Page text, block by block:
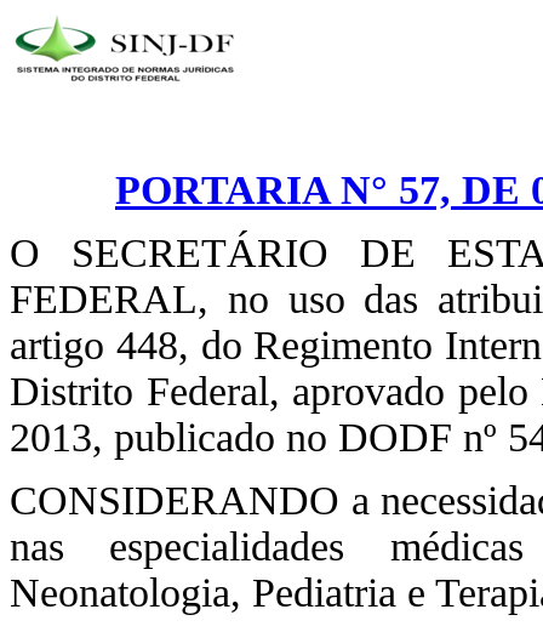
PORTARIA N° 57, DE
O SECRETÁRIO DE
FEDERAL, no uso das
artigo 448, do Regimento
Distrito Federal, aprovado
2013, publicado no DODF nº
CONSIDERANDO a
nas especialidades
Neonatologia, Pediatria e